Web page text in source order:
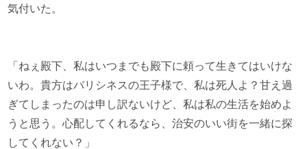
気付いた。
「ねぇ殿下、私はいつまでも殿下に頼って生きてはいけな
いわ。貴方はバリシネスの王子様で、私は死人よ？甘え過
ぎてしまったのは申し訳ないけど、私は私の生活を始めよ
うと思う。心配してくれるなら、治安のいい街を一緒に探
してくれない？」